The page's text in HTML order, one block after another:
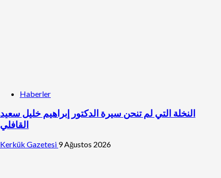
Haberler
النخلة التي لم تنحن سيرة الدكتور إبراهيم خليل سعيد
القافلي
Kerkük Gazetesi 9 Ağustos 2026